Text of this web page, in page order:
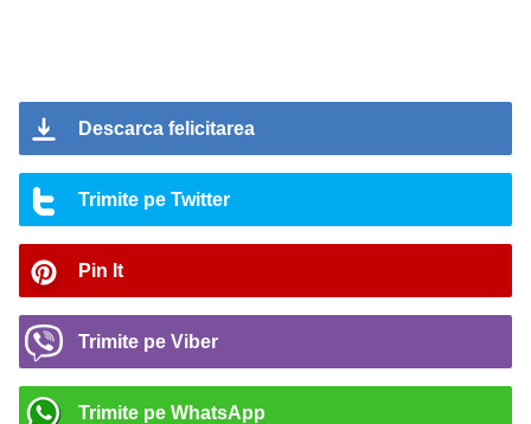
Descarca felicitarea
Trimite pe Twitter
Pin It
Trimite pe Viber
Trimite pe WhatsApp